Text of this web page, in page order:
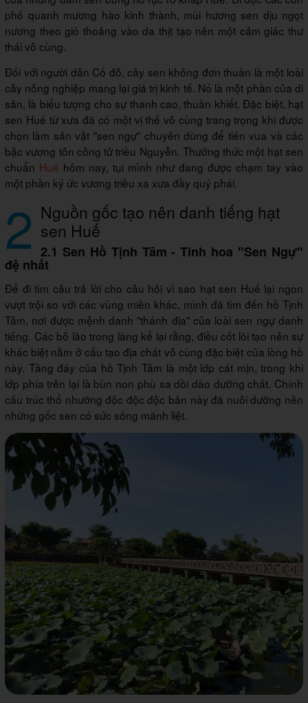
phố quanh mương hào kinh thành, mùi hương sen dịu ngọt
nương theo gió thoảng vào da thịt tạo nên một cảm giác thư
thái vô cùng.
Đối với người dân Cố đô, cây sen không đơn thuần là một loài
cây nông nghiệp mang lại giá trị kinh tế. Nó là một phần của di
sản, là biểu tượng cho sự thanh cao, thuần khiết. Đặc biệt, hạt
sen Huế từ xưa đã có một vị thế vô cùng trang trọng khi được
chọn làm sản vật "sen ngự" chuyên dùng để tiến vua và các
bậc vương tôn công tử triều Nguyễn. Thưởng thức một hạt sen
chuẩn Huế hôm nay, tụi mình như đang được chạm tay vào
một phần ký ức vương triều xa xưa đầy quý phái.
2 Nguồn gốc tạo nên danh tiếng hạt
sen Huế
2.1 Sen Hồ Tịnh Tâm - Tinh hoa "Sen Ngự"
đệ nhất
Để đi tìm câu trả lời cho câu hỏi vì sao hạt sen Huế lại ngon
vượt trội so với các vùng miền khác, mình đã tìm đến hồ Tịnh
Tâm, nơi được mệnh danh "thánh địa" của loài sen ngự danh
tiếng. Các bô lão trong làng kể lại rằng, điều cốt lõi tạo nên sự
khác biệt nằm ở cấu tạo địa chất vô cùng đặc biệt của lòng hồ
này. Tầng đáy của hồ Tịnh Tâm là một lớp cát mịn, trong khi
lớp phía trên lại là bùn non phù sa dồi dào dưỡng chất. Chính
cấu trúc thổ nhưỡng độc độc độc bản này đã nuôi dưỡng nên
những gốc sen có sức sống mãnh liệt.